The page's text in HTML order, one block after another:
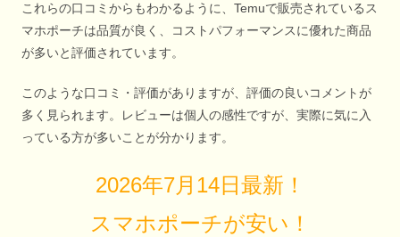
これらの口コミからもわかるように、Temuで販売されているス
マホポーチは品質が良く、コストパフォーマンスに優れた商品
が多いと評価されています。
このような口コミ・評価がありますが、評価の良いコメントが
多く見られます。レビューは個人の感性ですが、実際に気に入
っている方が多いことが分かります。
2026年7月14日最新！
スマホポーチが安い！